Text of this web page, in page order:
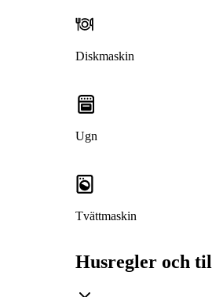
Diskmaskin
Ugn
Tvättmaskin
Husregler och